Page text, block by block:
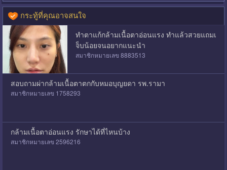
กระทู้ที่คุณอาจสนใจ
ทำตาแก้กล้ามเนื้อตาอ่อนแรง ทำแล้วสวยแถมเ
จ็บน้อยจนอยากแนะนำ
สมาชิกหมายเลข 8883513
สอบถามผ่ากล้ามเนื้อตาตกกับหมอบุญยดา รพ.รามา
สมาชิกหมายเลข 1758293
กล้ามเนื้อตาอ่อนแรง รักษาได้ที่ไหนบ้าง
สมาชิกหมายเลข 2596216